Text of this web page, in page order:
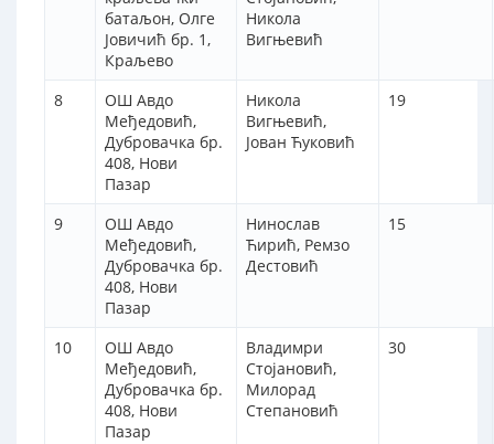
батаљон, Олге
Јовичић бр. 1,
Краљево
Никола
Вигњевић
8
ОШ Авдо
Међедовић,
Дубровачка бр.
408, Нови
Пазар
Никола
Вигњевић,
Јован Ћуковић
19
9
ОШ Авдо
Међедовић,
Дубровачка бр.
408, Нови
Пазар
Нинослав
Ћирић, Ремзо
Дестовић
15
10
ОШ Авдо
Међедовић,
Дубровачка бр.
408, Нови
Пазар
Владимри
Стојановић,
Милорад
Степановић
30